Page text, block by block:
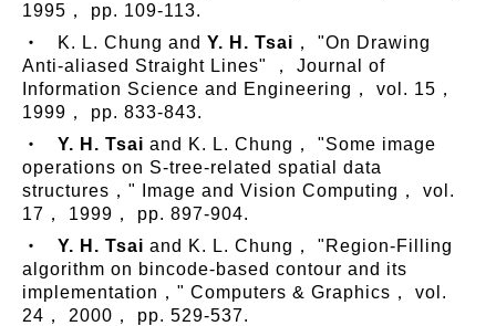
1995， pp. 109-113.
‧ K. L. Chung and Y. H. Tsai ， "On Drawing
Anti-aliased Straight Lines" ， Journal of
Information Science and Engineering， vol. 15，
1999， pp. 833-843.
‧ Y. H. Tsai and K. L. Chung， "Some image
operations on S-tree-related spatial data
structures，" Image and Vision Computing， vol.
17， 1999， pp. 897-904.
‧
Y. H. Tsai and K. L. Chung， "Region-Filling
algorithm on bincode-based contour and its
implementation，" Computers & Graphics， vol.
24， 2000， pp. 529-537.